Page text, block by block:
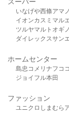
いなげや西條アマ
イオンカスミ マル
ツルヤマルト オギノ
ダイレックスサン
ホームセンター
島忠 コメリ ナフコ
ジョイフル本田
ファッション
ユニクロ しまむら